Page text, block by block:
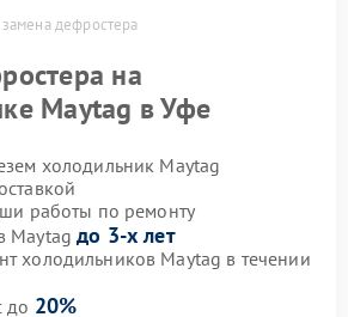
дефростера
на
Maytag в Уфе
холодильник Maytag
работы по ремонту
Maytagдо 3-х лет
холодильников Maytag в течении
до 20%